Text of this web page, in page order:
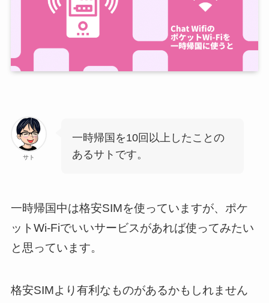
サト
一時帰国を10回以上したことの
あるサトです。
一時帰国中は格安SIMを使っていますが、ポケ
ットWi-Fiでいいサービスがあれば使ってみたい
と思っています。
格安SIMより有利なものがあるかもしれません